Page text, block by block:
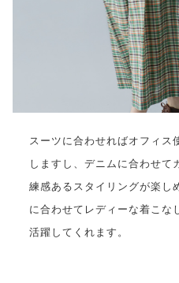
スーツに合わせればオフィス
しますし、デニムに合わせて
練感あるスタイリングが楽し
に合わせてレディーな着こな
活躍してくれます。